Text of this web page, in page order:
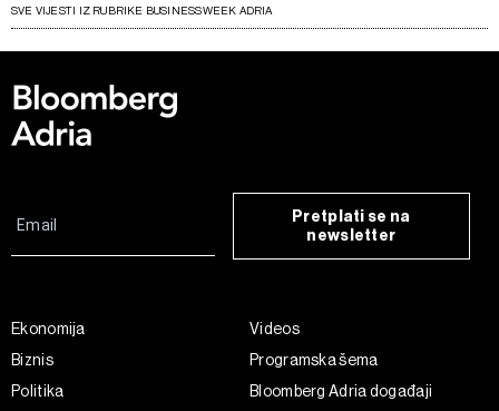
SVE VIJESTI IZ RUBRIKE BUSINESSWEEK ADRIA
Pretplati se na
newsletter
Ekonomija
Biznis
Politika
Videos
Programska šema
Bloomberg Adria događaji